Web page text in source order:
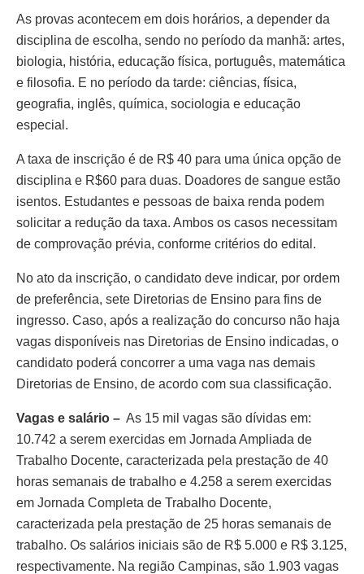
As provas acontecem em dois horários, a depender da
disciplina de escolha, sendo no período da manhã: artes,
biologia, história, educação física, português, matemática
e filosofia. E no período da tarde: ciências, física,
geografia, inglês, química, sociologia e educação
especial.
A taxa de inscrição é de R$ 40 para uma única opção de
disciplina e R$60 para duas. Doadores de sangue estão
isentos. Estudantes e pessoas de baixa renda podem
solicitar a redução da taxa. Ambos os casos necessitam
de comprovação prévia, conforme critérios do edital.
No ato da inscrição, o candidato deve indicar, por ordem
de preferência, sete Diretorias de Ensino para fins de
ingresso. Caso, após a realização do concurso não haja
vagas disponíveis nas Diretorias de Ensino indicadas, o
candidato poderá concorrer a uma vaga nas demais
Diretorias de Ensino, de acordo com sua classificação.
Vagas e salário – As 15 mil vagas são dívidas em:
10.742 a serem exercidas em Jornada Ampliada de
Trabalho Docente, caracterizada pela prestação de 40
horas semanais de trabalho e 4.258 a serem exercidas
em Jornada Completa de Trabalho Docente,
caracterizada pela prestação de 25 horas semanais de
trabalho. Os salários iniciais são de R$ 5.000 e R$ 3.125,
respectivamente. Na região Campinas, são 1.903 vagas